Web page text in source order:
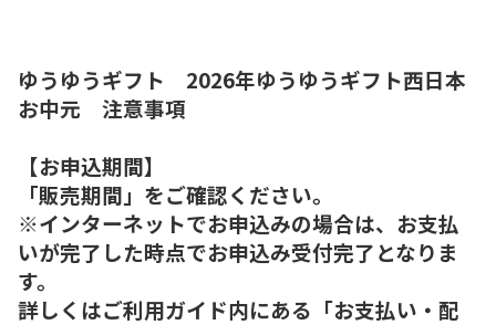
ゆうゆうギフト 2026年ゆうゆうギフト西日本
お中元 注意事項
【お申込期間】
「販売期間」をご確認ください。
※インターネットでお申込みの場合は、お支払
いが完了した時点でお申込み受付完了となりま
す。
詳しくはご利用ガイド内にある「お支払い・配